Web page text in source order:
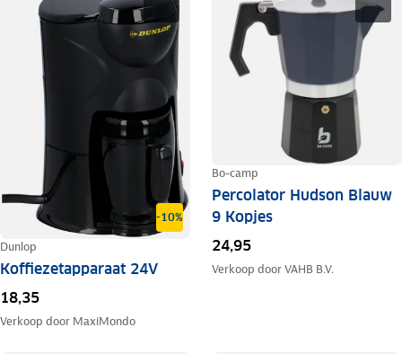
-10%
Dunlop
Koffiezetapparaat 24V
18,35
Verkoop door MaxiMondo
Bo-camp
Percolator Hudson Blauw
9 Kopjes
24,95
Verkoop doorVAHB B.V.